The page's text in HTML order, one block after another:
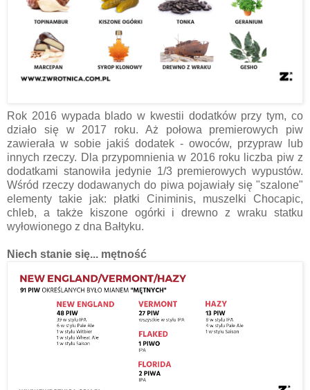
Rok 2016 wypada blado w kwestii dodatków przy tym, co
działo się w 2017 roku. Aż połowa premierowych piw
zawierała w sobie jakiś dodatek - owoców, przypraw lub
innych rzeczy. Dla przypomnienia w 2016 roku liczba piw z
dodatkami stanowiła jedynie 1/3 premierowych wypustów.
Wśród rzeczy dodawanych do piwa pojawiały się "szalone"
elementy takie jak: płatki Ciniminis, muszelki Chocapic,
chleb, a także kiszone ogórki i drewno z wraku statku
wyłowionego z dna Bałtyku.
Niech stanie się... mętność